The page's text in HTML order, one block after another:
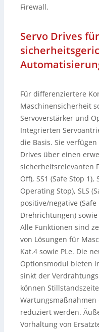
Firewall.
Servo Drives
Für differenziertere
Maschinensicherheit
Servoverstärker und
Integrierten
die Basis. Sie
Drives über einen
sicherheitsrelevanten
Off), SS1 (Safe Stop 1),
Operating Stop), SLS
positive/negative
Drehrichtungen) sowie
Alle Funktionen sind
von Lösungen für
Kat.4 sowie PLe. Die
Optionsmodul bieten
sinkt der
können
reduziert werden.
Vorhaltung von